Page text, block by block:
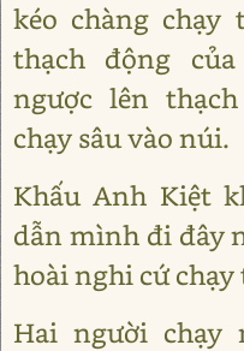
kéo chàng
thạch động
ngược lên
chạy sâu vào núi.
Khấu Anh Kiệt
dẫn mình đi đây
hoài nghi cứ chạy
Hai người chạy